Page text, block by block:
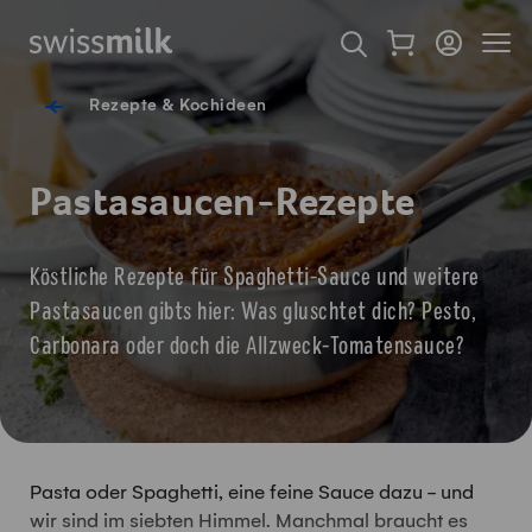
Servicenavigation
Suche öffnen
Warenkorb als
Login
Rezepte & Kochideen
Pastasaucen-Rezepte
Köstliche Rezepte für Spaghetti-Sauce und weitere
Pastasaucen gibts hier: Was gluschtet dich? Pesto,
Carbonara oder doch die Allzweck-Tomatensauce?
Pasta oder Spaghetti, eine feine Sauce dazu - und
wir sind im siebten Himmel. Manchmal braucht es